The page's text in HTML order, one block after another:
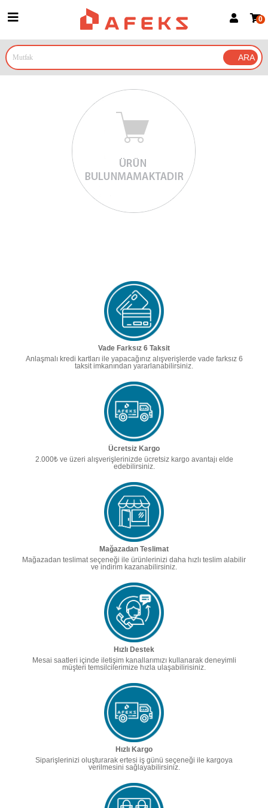
Google İle Bağlan
0
Vade Farksız 6 Taksit
Anlaşmalı kredi kartları ile yapacağınız alışverişlerde vade farksız 6
taksit imkanından yararlanabilirsiniz.
Ücretsiz Kargo
2.000₺ ve üzeri alışverişlerinizde ücretsiz kargo avantajı elde
edebilirsiniz.
Mağazadan Teslimat
Mağazadan teslimat seçeneği ile ürünlerinizi daha hızlı teslim alabilir
ve indirim kazanabilirsiniz.
Hızlı Destek
Mesai saatleri içinde iletişim kanallarımızı kullanarak deneyimli
müşteri temsilcilerimize hızla ulaşabilirisiniz.
Hızlı Kargo
Siparişlerinizi oluşturarak ertesi iş günü seçeneği ile kargoya
verilmesini sağlayabilirsiniz.